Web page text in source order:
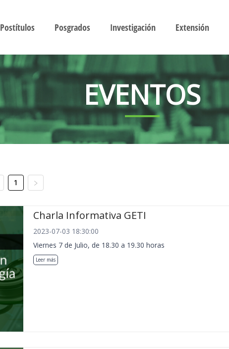
Postítulos Posgrados Investigación Extensión
EVENTOS
1
Charla Informativa GETI
2023-07-03 18:30:00
Viernes 7 de Julio, de 18.30 a 19.30 horas
Leer más